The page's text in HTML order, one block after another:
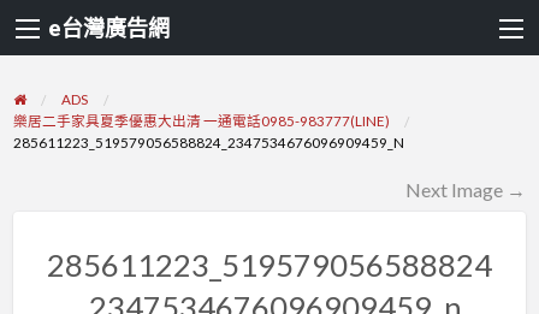
e台灣廣告網
ADS
樂居二手家具夏季優惠大出清 一通電話0985-983777(LINE)
285611223_519579056588824_2347534676096909459_N
Next Image →
285611223_519579056588824